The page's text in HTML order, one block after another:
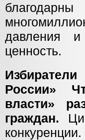
давления и
ценность.
России»
власти»
граждан.